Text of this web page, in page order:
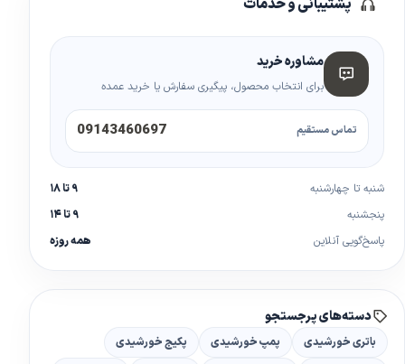
پشتیبانی و خدمات
مشاوره خرید
برای انتخاب محصول، پیگیری سفارش یا خرید عمده
تماس مستقیم 09143460697
شنبه تا چهارشنبه
۹ تا ۱۸
پنجشنبه
۹ تا ۱۴
پاسخ‌گویی آنلاین
همه روزه
دسته‌های پرجستجو
باتری خورشیدی پمپ خورشیدی پکیج خورشیدی